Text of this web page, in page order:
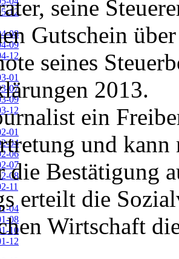
12
08
09
12
01
07
09
12
01
04
06
07
08
11
04
08
10
12
seine
Gutschein
seines
2013.
ein
und
die Bestätigung
erteilt die
Wirtschaft